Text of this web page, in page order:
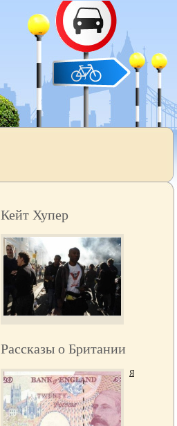
Кейт Хупер
Рассказы о Британии
Я